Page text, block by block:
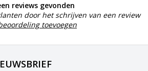
reviews gevonden
door het schrijven van een review
toevoegen